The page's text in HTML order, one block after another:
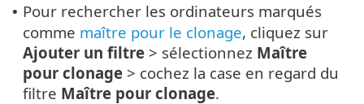
• Pour rechercher les ordinateurs marqués
comme maître pour le clonage, cliquez sur
Ajouter un filtre > sélectionnez Maître
pour clonage > cochez la case en regard du
filtre Maître pour clonage.